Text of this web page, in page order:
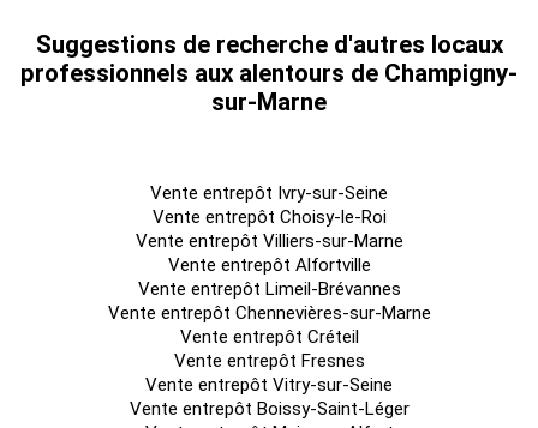
Régime Fiscal : Droits d'enregistrement
Honoraires : A la charge de l'acquéreur
Immeuble indépendant
Surface RDC : 1242 m²
Surface terrain : 2600
Haut. libre min. ss poutre : 6 m
Haut. libre max. ss poutre : 6,44 m
Résistance sol : 5 T/m²
Suggestions de recherche d'autres locaux
professionnels aux alentours de Champigny-
sur-Marne
Vente entrepôt Ivry-sur-Seine
Vente entrepôt Choisy-le-Roi
Vente entrepôt Villiers-sur-Marne
Vente entrepôt Alfortville
Vente entrepôt Limeil-Brévannes
Vente entrepôt Chennevières-sur-Marne
Vente entrepôt Créteil
Vente entrepôt Fresnes
Vente entrepôt Vitry-sur-Seine
Vente entrepôt Boissy-Saint-Léger